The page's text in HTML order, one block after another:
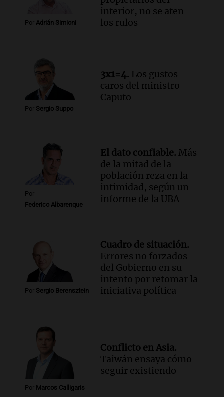
Audio.Detienen a pareja en Alderete por
venta de medicamentos controlados
Episodios
Por Adrián Simioni
interior, no se aten
los rulos
Por Sergio Suppo
3x1=4. Los gustos
caros del ministro
Caputo
Por
Federico Albarenque
El dato confiable. Más
de la mitad de la
población reza en la
intimidad, según un
informe de la UBA
Por Sergio Berensztein
Cuadro de situación.
Errores no forzados
del Gobierno en su
intento por retomar la
iniciativa política
Por Marcos Calligaris
Conflicto en Asia.
Taiwán ensaya cómo
seguir existiendo